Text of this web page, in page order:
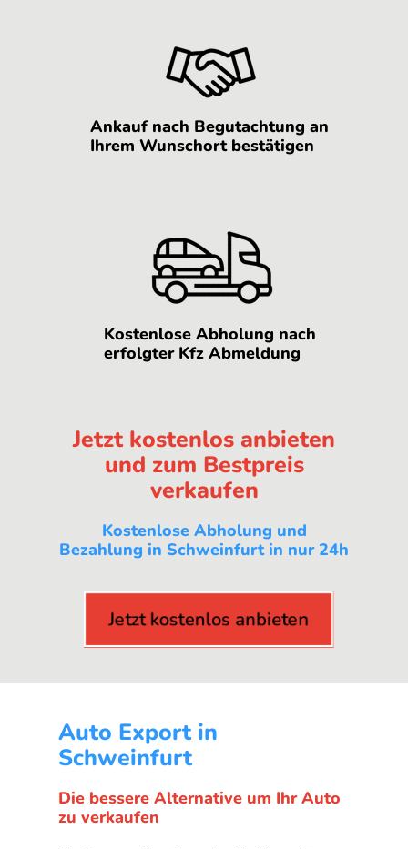
Ankauf nach Begutachtung an
Ihrem Wunschort bestätigen
Kostenlose Abholung nach
erfolgter Kfz Abmeldung
Jetzt kostenlos anbieten
und zum Bestpreis
verkaufen
Kostenlose Abholung und
Bezahlung in Schweinfurt in nur 24h
Jetzt kostenlos anbieten
Auto Export in
Schweinfurt
Die bessere Alternative um Ihr Auto
zu verkaufen